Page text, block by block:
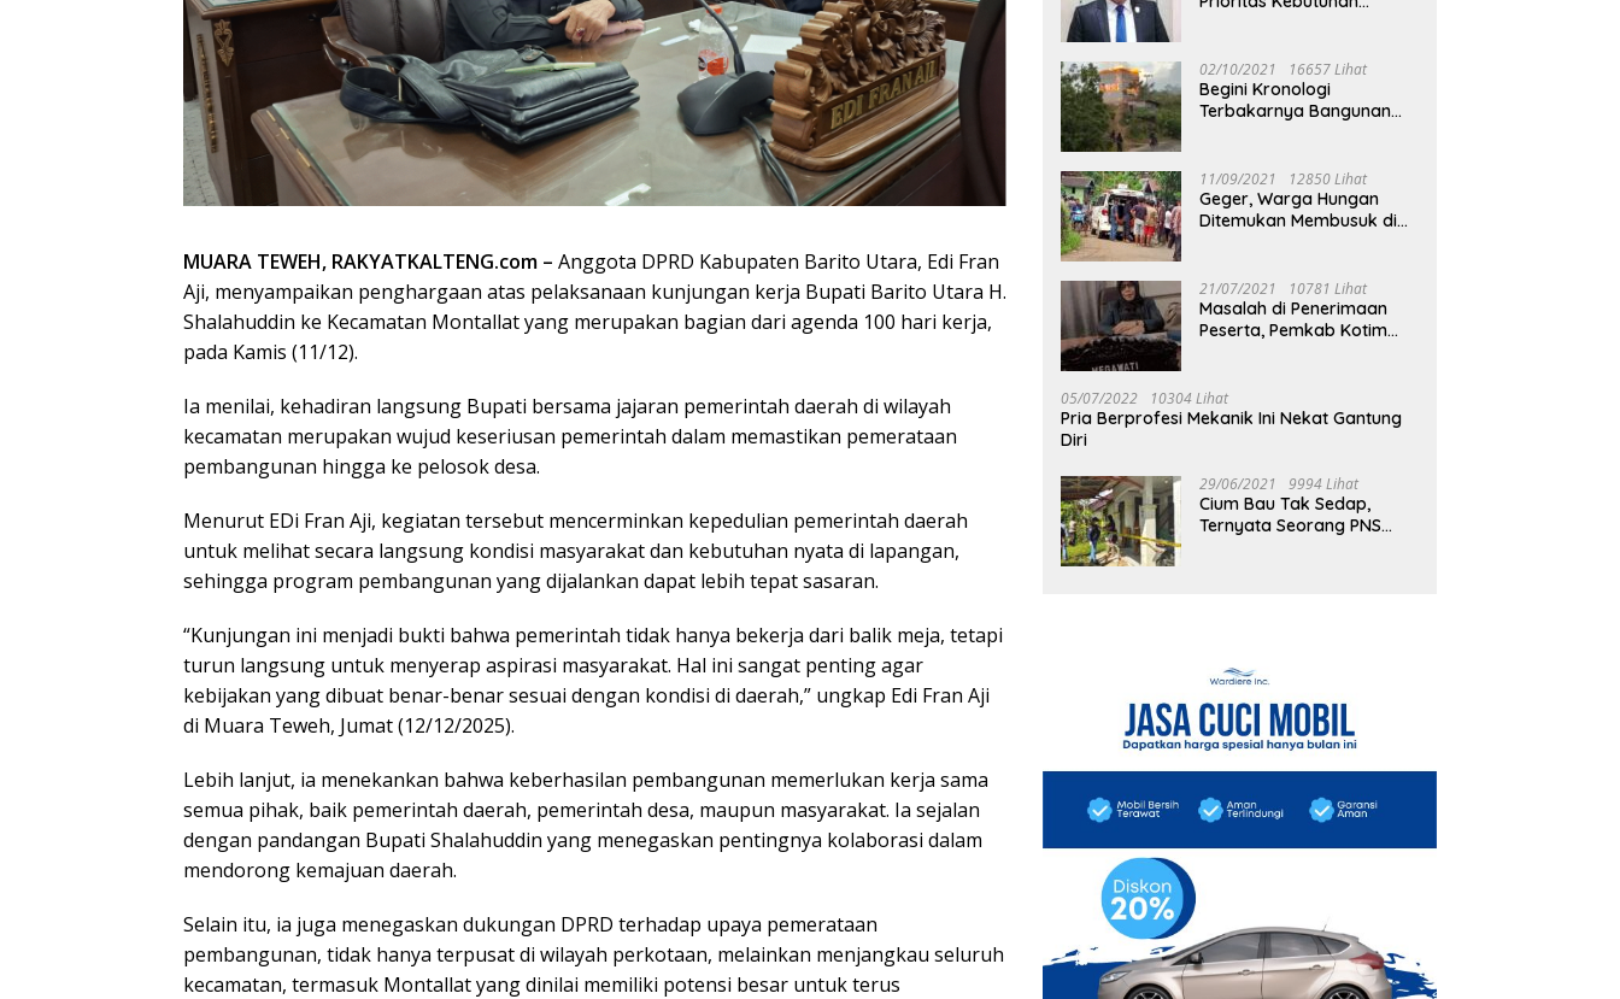
MUARA TEWEH, RAKYATKALTENG.com – Anggota DPRD Kabupaten Barito Utara, Edi Fran
Aji, menyampaikan penghargaan atas pelaksanaan kunjungan kerja Bupati Barito Utara H.
Shalahuddin ke Kecamatan Montallat yang merupakan bagian dari agenda 100 hari kerja,
pada Kamis (11/12).
Ia menilai, kehadiran langsung Bupati bersama jajaran pemerintah daerah di wilayah
kecamatan merupakan wujud keseriusan pemerintah dalam memastikan pemerataan
pembangunan hingga ke pelosok desa.
Menurut EDi Fran Aji, kegiatan tersebut mencerminkan kepedulian pemerintah daerah
untuk melihat secara langsung kondisi masyarakat dan kebutuhan nyata di lapangan,
sehingga program pembangunan yang dijalankan dapat lebih tepat sasaran.
“Kunjungan ini menjadi bukti bahwa pemerintah tidak hanya bekerja dari balik meja, tetapi
turun langsung untuk menyerap aspirasi masyarakat. Hal ini sangat penting agar
kebijakan yang dibuat benar-benar sesuai dengan kondisi di daerah,” ungkap Edi Fran Aji
di Muara Teweh, Jumat (12/12/2025).
Lebih lanjut, ia menekankan bahwa keberhasilan pembangunan memerlukan kerja sama
semua pihak, baik pemerintah daerah, pemerintah desa, maupun masyarakat. Ia sejalan
dengan pandangan Bupati Shalahuddin yang menegaskan pentingnya kolaborasi dalam
mendorong kemajuan daerah.
Selain itu, ia juga menegaskan dukungan DPRD terhadap upaya pemerataan
pembangunan, tidak hanya terpusat di wilayah perkotaan, melainkan menjangkau seluruh
kecamatan, termasuk Montallat yang dinilai memiliki potensi besar untuk terus
02/10/2021 16657 Lihat
Begini Kronologi
Terbakarnya Bangunan
11/09/2021 12850 Lihat
Geger, Warga Hungan
Ditemukan Membusuk di
21/07/2021 10781 Lihat
Masalah di Penerimaan
Peserta, Pemkab Kotim
05/07/2022 10304 Lihat
Pria Berprofesi Mekanik Ini Nekat Gantung
Diri
29/06/2021 9994 Lihat
Cium Bau Tak Sedap,
Ternyata Seorang PNS